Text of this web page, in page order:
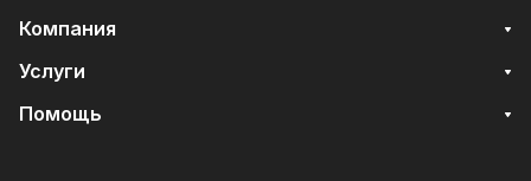
Компания
Услуги
Помощь